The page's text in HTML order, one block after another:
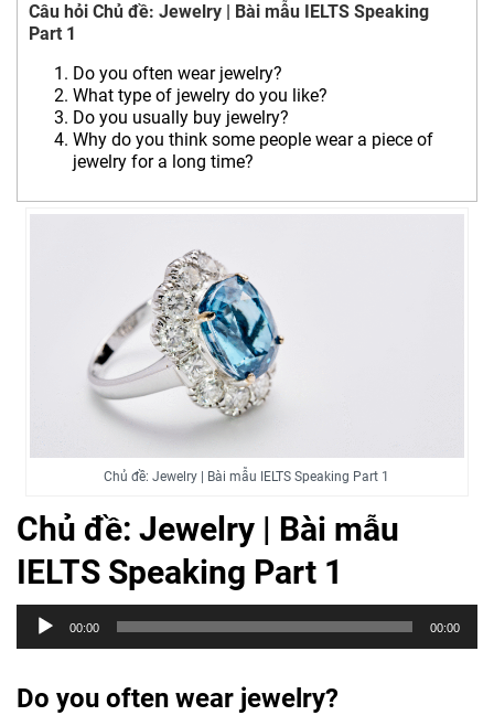
Câu hỏi Chủ đề: Jewelry | Bài mẫu IELTS Speaking
Part 1
Do you often wear jewelry?
What type of jewelry do you like?
Do you usually buy jewelry?
Why do you think some people wear a piece of
jewelry for a long time?
Chủ đề: Jewelry | Bài mẫu IELTS Speaking Part 1
Chủ đề: Jewelry | Bài mẫu
IELTS Speaking Part 1
Trình
phát
00:00 00:00
Do you often wear jewelry?